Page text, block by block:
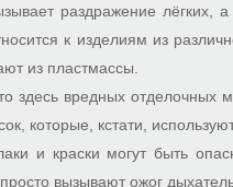
раздражение лёгких,
к изделиям из
из пластмассы.
здесь вредных отделочных
которые, кстати,
и краски могут быть
вызывают ожог